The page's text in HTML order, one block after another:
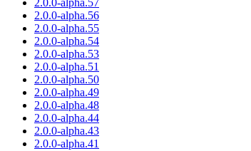
2.0.0-alpha.57
2.0.0-alpha.56
2.0.0-alpha.55
2.0.0-alpha.54
2.0.0-alpha.53
2.0.0-alpha.51
2.0.0-alpha.50
2.0.0-alpha.49
2.0.0-alpha.48
2.0.0-alpha.44
2.0.0-alpha.43
2.0.0-alpha.41